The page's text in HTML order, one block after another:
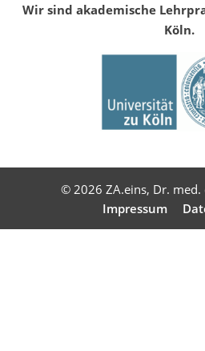
Wir sind akademische
Köln.
© 2026 ZA.eins, Dr. med.
Impressum